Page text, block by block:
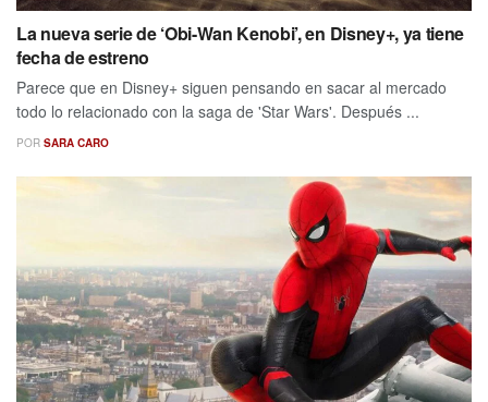
La nueva serie de ‘Obi-Wan Kenobi’, en Disney+, ya tiene
fecha de estreno
Parece que en Disney+ siguen pensando en sacar al mercado
todo lo relacionado con la saga de 'Star Wars'. Después ...
POR SARA CARO